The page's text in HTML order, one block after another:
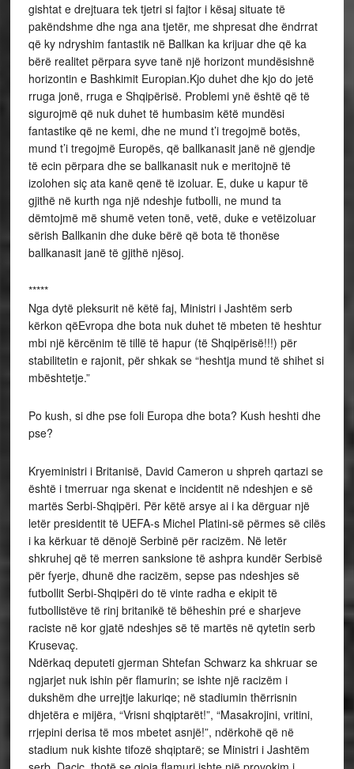
gishtat e drejtuara tek tjetri si fajtor i kësaj situate të
pakëndshme dhe nga ana tjetër, me shpresat dhe ëndrrat
që ky ndryshim fantastik në Ballkan ka krijuar dhe që ka
bërë realitet përpara syve tanë një horizont mundësishnë
horizontin e Bashkimit Europian.Kjo duhet dhe kjo do jetë
rruga jonë, rruga e Shqipërisë. Problemi ynë është që të
sigurojmë që nuk duhet të humbasim këtë mundësi
fantastike që ne kemi, dhe ne mund t’i tregojmë botës,
mund t’i tregojmë Europës, që ballkanasit janë në gjendje
të ecin përpara dhe se ballkanasit nuk e meritojnë të
izolohen siç ata kanë qenë të izoluar. E, duke u kapur të
gjithë në kurth nga një ndeshje futbolli, ne mund ta
dëmtojmë më shumë veten tonë, vetë, duke e vetëizoluar
sërish Ballkanin dhe duke bërë që bota të thonëse
ballkanasit janë të gjithë njësoj.
*****
Nga dytë pleksurit në këtë faj, Ministri i Jashtëm serb
kërkon qëEvropa dhe bota nuk duhet të mbeten të heshtur
mbi një kërcënim të tillë të hapur (të Shqipërisë!!!) për
stabilitetin e rajonit, për shkak se “heshtja mund të shihet si
mbështetje.”
Po kush, si dhe pse foli Europa dhe bota? Kush heshti dhe
pse?
Kryeministri i Britanisë, David Cameron u shpreh qartazi se
është i tmerruar nga skenat e incidentit në ndeshjen e së
martës Serbi-Shqipëri. Për këtë arsye ai i ka dërguar një
letër presidentit të UEFA-s Michel Platini-së përmes së cilës
i ka kërkuar të dënojë Serbinë për racizëm. Në letër
shkruhej që të merren sanksione të ashpra kundër Serbisë
për fyerje, dhunë dhe racizëm, sepse pas ndeshjes së
futbollit Serbi-Shqipëri do të vinte radha e ekipit të
futbollistëve të rinj britanikë të bëheshin pré e sharjeve
raciste në kor gjatë ndeshjes së të martës në qytetin serb
Krusevaç.
Ndërkaq deputeti gjerman Shtefan Schwarz ka shkruar se
ngjarjet nuk ishin për flamurin; se ishte një racizëm i
dukshëm dhe urrejtje lakuriqe; në stadiumin thërrisnin
dhjetëra e mijëra, “Vrisni shqiptarët!”, “Masakrojini, vritini,
rrjepini derisa të mos mbetet asnjë!”, ndërkohë që në
stadium nuk kishte tifozë shqiptarë; se Ministri i Jashtëm